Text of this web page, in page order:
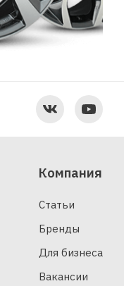
Компания
Статьи
Бренды
Для бизнеса
Вакансии